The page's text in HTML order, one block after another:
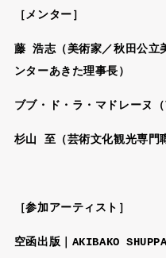
［メンター］
藤 浩志（美術家／秋田公立
ンターあきた理事長）
ブブ・ド・ラ・マドレーヌ（
杉山 至（芸術文化観光専門
［参加アーティスト］
空函出版｜AKIBAKO